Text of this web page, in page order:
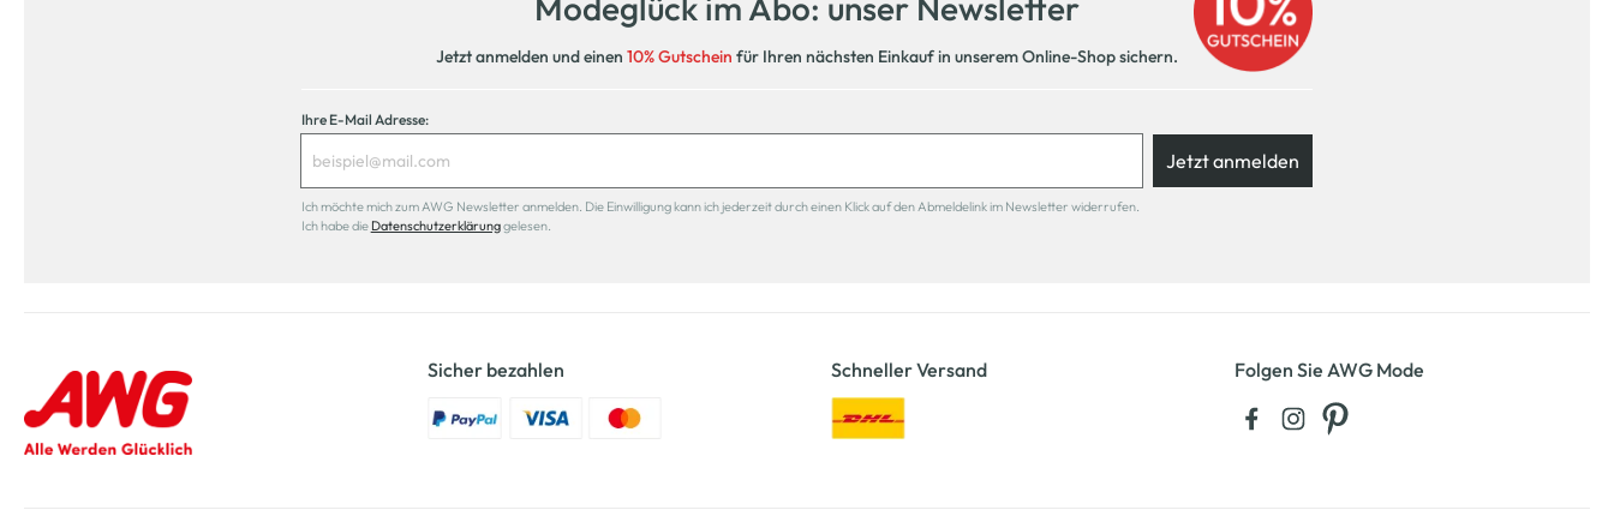
Jetzt anmelden und einen 10% Gutschein für Ihren nächsten Einkauf in unserem Online-Shop sichern.
Ihre E-Mail Adresse:
Jetzt anmelden
Ich möchte mich zum AWG Newsletter anmelden. Die Einwilligung kann ich jederzeit durch einen Klick auf den Abmeldelink im Newsletter widerrufen.
Ich habe die Datenschutzerklärunggelesen.
Sicher bezahlen Schneller Versand Folgen Sie AWG Mode